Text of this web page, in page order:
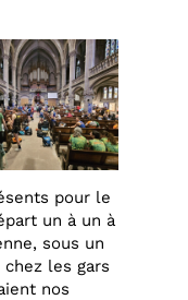
pour le
un à un à
sous un
les gars
nos